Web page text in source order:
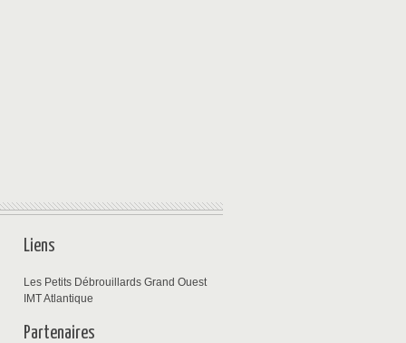
Liens
Les Petits Débrouillards Grand Ouest
IMT Atlantique
Partenaires